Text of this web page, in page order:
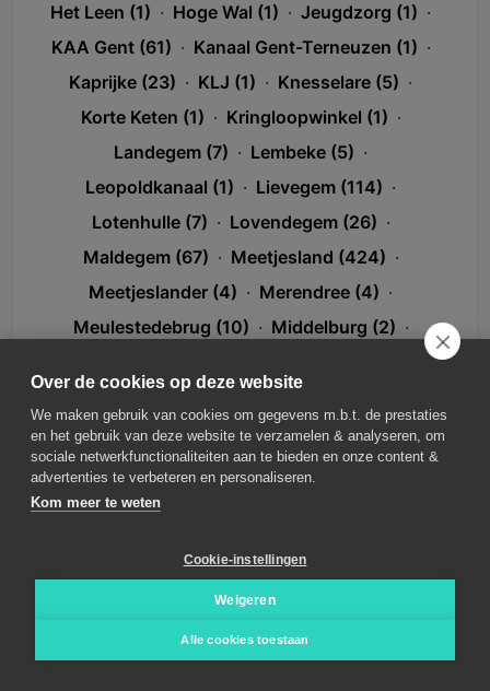
Het Leen (1) · Hoge Wal (1) · Jeugdzorg (1) ·
KAA Gent (61) · Kanaal Gent-Terneuzen (1) ·
Kaprijke (23) · KLJ (1) · Knesselare (5) ·
Korte Keten (1) · Kringloopwinkel (1) ·
Landegem (7) · Lembeke (5) ·
Leopoldkanaal (1) · Lievegem (114) ·
Lotenhulle (7) · Lovendegem (26) ·
Maldegem (67) · Meetjesland (424) ·
Meetjeslander (4) · Merendree (4) ·
Meulestedebrug (10) · Middelburg (2) ·
Oost-Vlaanderen (1)
Open Atelier (1) · Over de grens (27) ·
Poeke (4) · Provincie Oost-Vlaanderen (3) ·
Regio Gent (257)
Sint-Jan-in-Eremo (3) · Sint-Laureins (20)
Sleidinge (22)
Ursel (9) · Veldrijden (2)
Over de cookies op deze website
We maken gebruik van cookies om gegevens m.b.t. de prestaties
en het gebruik van deze website te verzamelen & analyseren, om
sociale netwerkfunctionaliteiten aan te bieden en onze content &
advertenties te verbeteren en personaliseren.
Kom meer te weten
Cookie-instellingen
Weigeren
Alle cookies toestaan